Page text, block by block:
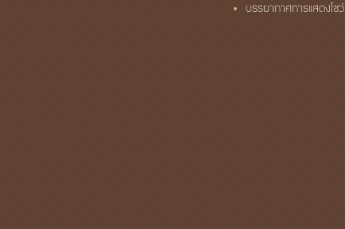
บรรยากาศการแสดงโชว์